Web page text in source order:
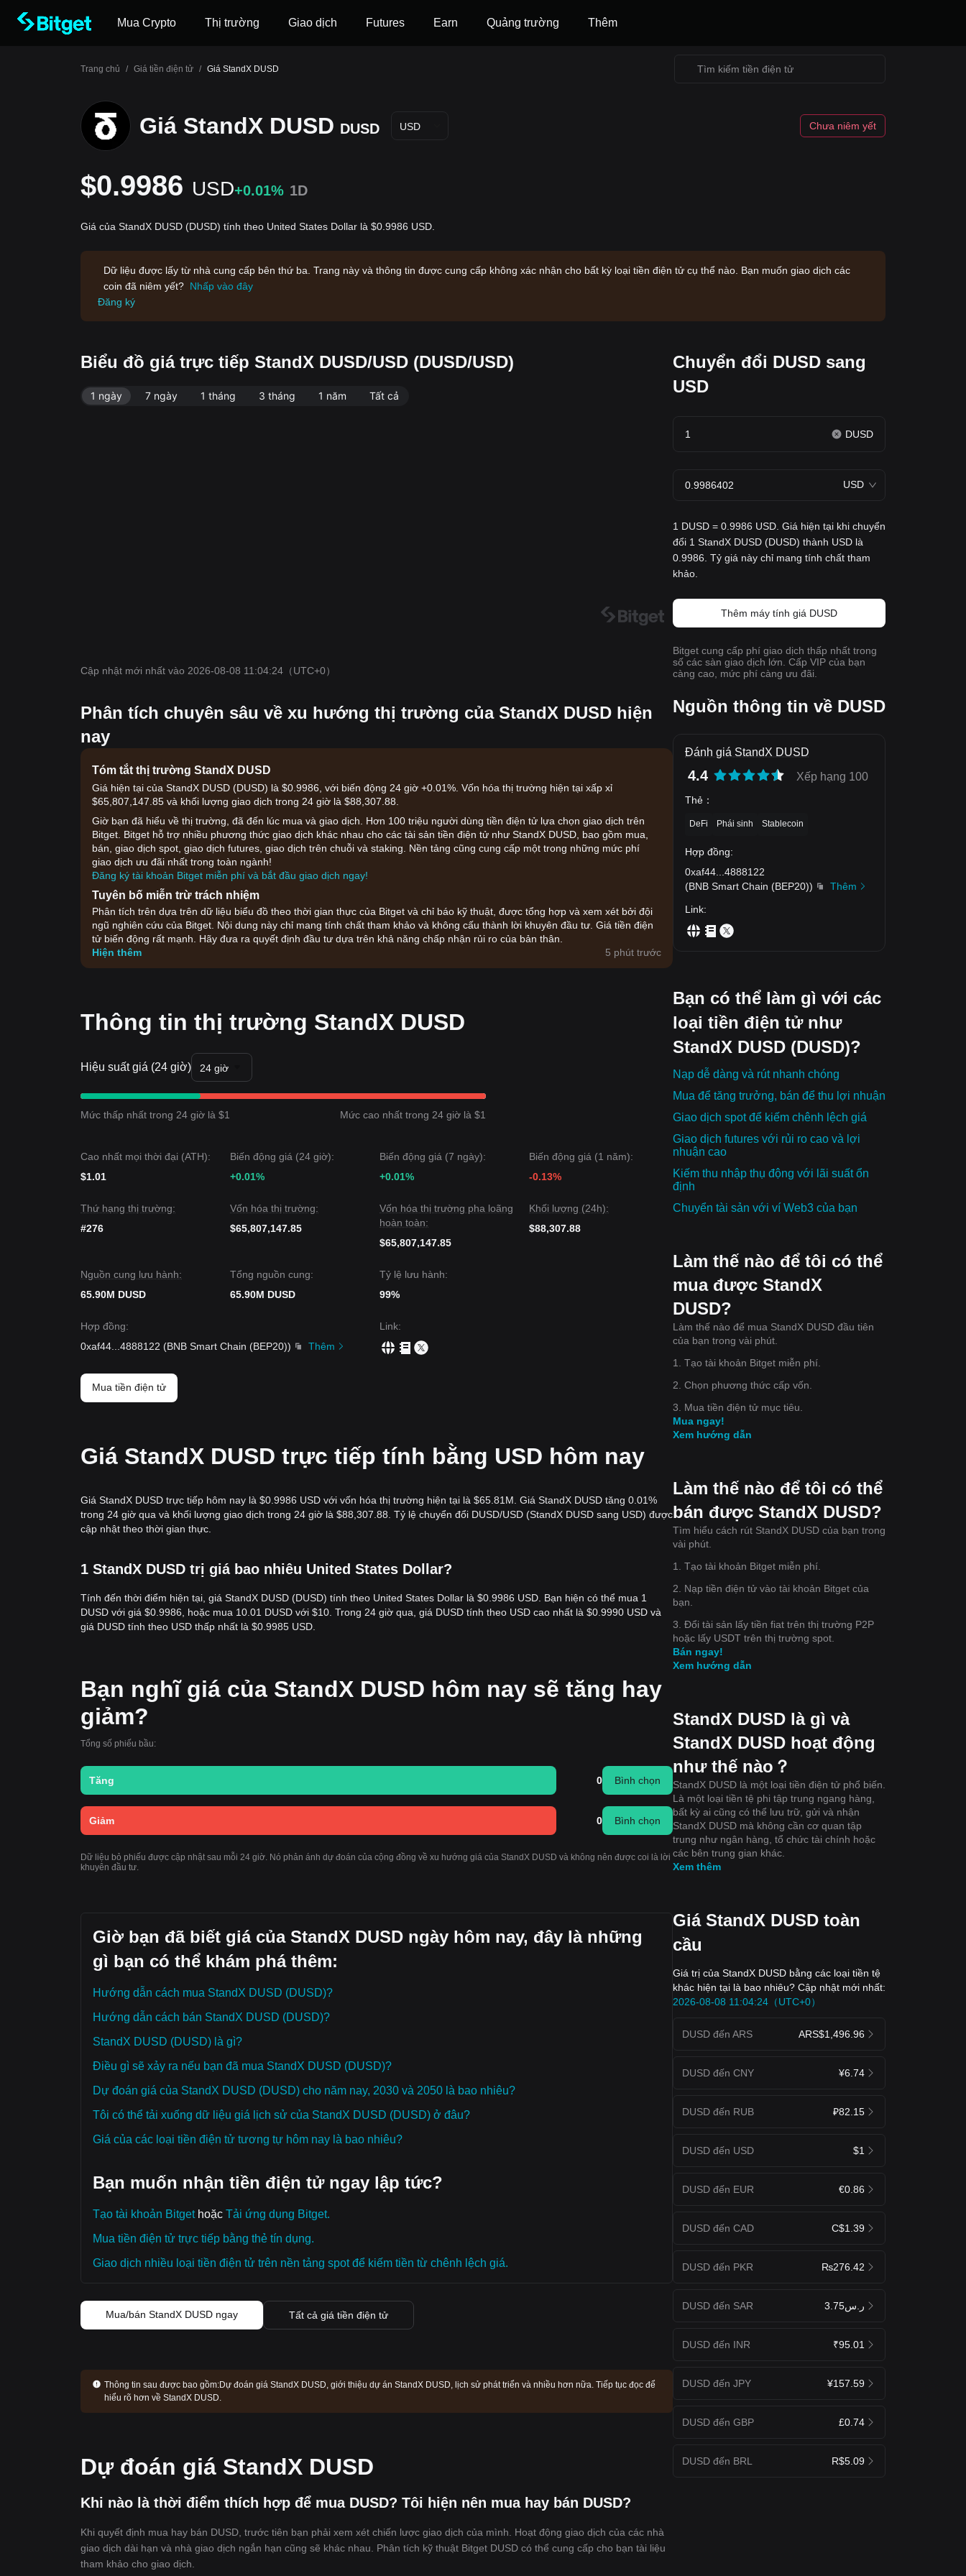
Mua Crypto Thị trường Giao dịch Futures ‌Earn Quảng trường Thêm
Trang chủ / Giá tiền điện tử / Giá StandX DUSD
Giá StandX DUSD DUSD USD Chưa niêm yết
$0.9986 USD+0.01% 1D
Giá của StandX DUSD (DUSD) tính theo United States Dollar là $0.9986 USD.
Dữ liệu được lấy từ nhà cung cấp bên thứ ba. Trang này và thông tin được cung cấp không xác nhận cho bất kỳ loại tiền điện tử cụ thể nào. Bạn muốn giao dịch các
coin đã niêm yết? Nhấp vào đây
Đăng ký
Biểu đồ giá trực tiếp StandX DUSD/USD (DUSD/USD)
1 ngày 7 ngày 1 tháng 3 tháng 1 năm Tất cả
Cập nhật mới nhất vào 2026-08-08 11:04:24 （UTC+0）
Phân tích chuyên sâu về xu hướng thị trường của StandX DUSD hiện
nay
Tóm tắt thị trường StandX DUSD
Giá hiện tại của StandX DUSD (DUSD) là $0.9986, với biến động 24 giờ +0.01%. Vốn hóa thị trường hiện tại xấp xỉ
$65,807,147.85 và khối lượng giao dịch trong 24 giờ là $88,307.88.
Giờ bạn đã hiểu về thị trường, đã đến lúc mua và giao dịch. Hơn 100 triệu người dùng tiền điện tử lựa chọn giao dịch trên
Bitget. Bitget hỗ trợ nhiều phương thức giao dịch khác nhau cho các tài sản tiền điện tử như StandX DUSD, bao gồm mua,
bán, giao dịch spot, giao dịch futures, giao dịch trên chuỗi và staking. Nền tảng cũng cung cấp một trong những mức phí
giao dịch ưu đãi nhất trong toàn ngành!
Đăng ký tài khoản Bitget miễn phí và bắt đầu giao dịch ngay!
Tuyên bố miễn trừ trách nhiệm
Phân tích trên dựa trên dữ liệu biểu đồ theo thời gian thực của Bitget và chỉ báo kỹ thuật, được tổng hợp và xem xét bởi đội
ngũ nghiên cứu của Bitget. Nội dung này chỉ mang tính chất tham khảo và không cấu thành lời khuyên đầu tư. Giá tiền điện
tử biến động rất mạnh. Hãy đưa ra quyết định đầu tư dựa trên khả năng chấp nhận rủi ro của bản thân.
Hiện thêm
5 phút trước
Thông tin thị trường StandX DUSD
Hiệu suất giá (24 giờ) 24 giờ
Mức thấp nhất trong 24 giờ là $1 Mức cao nhất trong 24 giờ là $1
Cao nhất mọi thời đại (ATH):
$1.01
Biến động giá (24 giờ):
+0.01%
Biến động giá (7 ngày):
+0.01%
Biến động giá (1 năm):
-0.13%
Thứ hạng thị trường:
#276
Vốn hóa thị trường:
$65,807,147.85
Vốn hóa thị trường pha loãng
hoàn toàn:
$65,807,147.85
Khối lượng (24h):
$88,307.88
Nguồn cung lưu hành:
65.90M DUSD
Tổng nguồn cung:
65.90M DUSD
Tỷ lệ lưu hành:
99%
Hợp đồng:
0xaf44
4888122 (BNB Smart Chain (BEP20)) Thêm
Link:
Mua tiền điện tử
Giá StandX DUSD trực tiếp tính bằng USD hôm nay
Giá StandX DUSD trực tiếp hôm nay là $0.9986 USD với vốn hóa thị trường hiện tại là $65.81M. Giá StandX DUSD tăng 0.01%
trong 24 giờ qua và khối lượng giao dịch trong 24 giờ là $88,307.88. Tỷ lệ chuyển đổi DUSD/USD (StandX DUSD sang USD) được
cập nhật theo thời gian thực.
1 StandX DUSD trị giá bao nhiêu United States Dollar?
Tính đến thời điểm hiện tại, giá StandX DUSD (DUSD) tính theo United States Dollar là $0.9986 USD. Bạn hiện có thể mua 1
DUSD với giá $0.9986, hoặc mua 10.01 DUSD với $10. Trong 24 giờ qua, giá DUSD tính theo USD cao nhất là $0.9990 USD và
giá DUSD tính theo USD thấp nhất là $0.9985 USD.
Bạn nghĩ giá của StandX DUSD hôm nay sẽ tăng hay
giảm?
Tổng số phiếu bầu:
Tăng 0 Bình chọn
Giảm 0 Bình chọn
Dữ liệu bỏ phiếu được cập nhật sau mỗi 24 giờ. Nó phản ánh dự đoán của cộng đồng về xu hướng giá của StandX DUSD và không nên được coi là lời
khuyên đầu tư.
Giờ bạn đã biết giá của StandX DUSD ngày hôm nay, đây là những
gì bạn có thể khám phá thêm:
Hướng dẫn cách mua StandX DUSD (DUSD)?
Hướng dẫn cách bán StandX DUSD (DUSD)?
StandX DUSD (DUSD) là gì?
Điều gì sẽ xảy ra nếu bạn đã mua StandX DUSD (DUSD)?
Dự đoán giá của StandX DUSD (DUSD) cho năm nay, 2030 và 2050 là bao nhiêu?
Tôi có thể tải xuống dữ liệu giá lịch sử của StandX DUSD (DUSD) ở đâu?
Giá của các loại tiền điện tử tương tự hôm nay là bao nhiêu?
Bạn muốn nhận tiền điện tử ngay lập tức?
Tạo tài khoản Bitgethoặc Tải ứng dụng Bitget.
Mua tiền điện tử trực tiếp bằng thẻ tín dụng.
Giao dịch nhiều loại tiền điện tử trên nền tảng spot để kiếm tiền từ chênh lệch giá.
Mua/bán StandX DUSD ngay Tất cả giá tiền điện tử
Thông tin sau được bao gồm:Dự đoán giá StandX DUSD, giới thiệu dự án StandX DUSD, lịch sử phát triển và nhiều hơn nữa. Tiếp tục đọc để
hiểu rõ hơn về StandX DUSD.
Dự đoán giá StandX DUSD
Khi nào là thời điểm thích hợp để mua DUSD? Tôi hiện nên mua hay bán DUSD?
Khi quyết định mua hay bán DUSD, trước tiên bạn phải xem xét chiến lược giao dịch của mình. Hoạt động giao dịch của các nhà
giao dịch dài hạn và nhà giao dịch ngắn hạn cũng sẽ khác nhau. Phân tích kỹ thuật Bitget DUSD có thể cung cấp cho bạn tài liệu
tham khảo cho giao dịch.
Chuyển đổi DUSD sang
USD
DUSD
USD
1 DUSD = 0.9986 USD. Giá hiện tại khi chuyển
đổi 1 StandX DUSD (DUSD) thành USD là
0.9986. Tỷ giá này chỉ mang tính chất tham
khảo.
Thêm máy tính giá DUSD
Bitget cung cấp phí giao dịch thấp nhất trong
số các sàn giao dịch lớn. Cấp VIP của bạn
càng cao, mức phí càng ưu đãi.
Nguồn thông tin về DUSD
Đánh giá StandX DUSD
4.4 Xếp hạng 100
Thẻ ：
DeFi Phái sinh Stablecoin
Hợp đồng:
0xaf44
4888122
(BNB Smart Chain (BEP20))
Thêm
Link:
Bạn có thể làm gì với các
loại tiền điện tử như
StandX DUSD (DUSD)?
Nạp dễ dàng và rút nhanh chóng
Mua để tăng trưởng, bán để thu lợi nhuận
Giao dịch spot để kiếm chênh lệch giá
Giao dịch futures với rủi ro cao và lợi
nhuận cao
Kiếm thu nhập thụ động với lãi suất ổn
định
Chuyển tài sản với ví Web3 của bạn
Làm thế nào để tôi có thể
mua được StandX
DUSD?
Làm thế nào để mua StandX DUSD đầu tiên
của bạn trong vài phút.
1. Tạo tài khoản Bitget miễn phí.
2. Chọn phương thức cấp vốn.
3. Mua tiền điện tử mục tiêu.
Mua ngay!
Xem hướng dẫn
Làm thế nào để tôi có thể
bán được StandX DUSD?
Tìm hiểu cách rút StandX DUSD của bạn trong
vài phút.
1. Tạo tài khoản Bitget miễn phí.
2. Nạp tiền điện tử vào tài khoản Bitget của
bạn.
3. Đổi tài sản lấy tiền fiat trên thị trường P2P
hoặc lấy USDT trên thị trường spot.
Bán ngay!
Xem hướng dẫn
StandX DUSD là gì và
StandX DUSD hoạt động
như thế nào？
StandX DUSD là một loại tiền điện tử phổ biến.
Là một loại tiền tệ phi tập trung ngang hàng,
bất kỳ ai cũng có thể lưu trữ, gửi và nhận
StandX DUSD mà không cần cơ quan tập
trung như ngân hàng, tổ chức tài chính hoặc
các bên trung gian khác.
Xem thêm
Giá StandX DUSD toàn
cầu
Giá trị của StandX DUSD bằng các loại tiền tệ
khác hiện tại là bao nhiêu? Cập nhật mới nhất:
2026-08-08 11:04:24（UTC+0）
DUSD đến ARS ARS$1,496.96
DUSD đến CNY ¥6.74
DUSD đến RUB ₽82.15
DUSD đến USD $1
DUSD đến EUR €0.86
DUSD đến CAD C$1.39
DUSD đến PKR ₨276.42
DUSD đến SAR ر.س3.75
DUSD đến INR ₹95.01
DUSD đến JPY ¥157.59
DUSD đến GBP £0.74
DUSD đến BRL R$5.09